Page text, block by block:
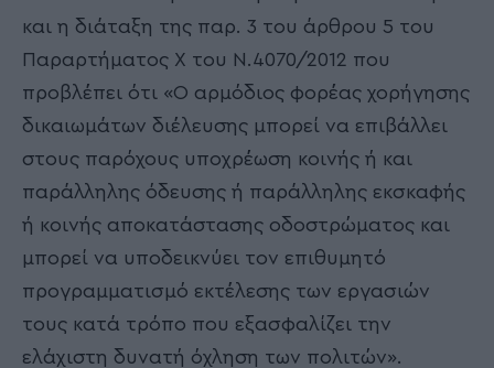
και η διάταξη της παρ. 3 του άρθρου 5 του
Παραρτήματος Χ του Ν.4070/2012 που
προβλέπει ότι «Ο αρμόδιος φορέας χορήγησης
δικαιωμάτων διέλευσης μπορεί να επιβάλλει
στους παρόχους υποχρέωση κοινής ή και
παράλληλης όδευσης ή παράλληλης εκσκαφής
ή κοινής αποκατάστασης οδοστρώματος και
μπορεί να υποδεικνύει τον επιθυμητό
προγραμματισμό εκτέλεσης των εργασιών
τους κατά τρόπο που εξασφαλίζει την
ελάχιστη δυνατή όχληση των πολιτών».